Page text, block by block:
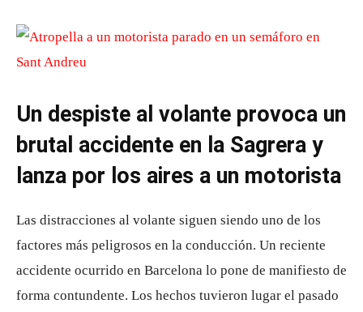
Un despiste al volante provoca un
brutal accidente en la Sagrera y
lanza por los aires a un motorista
Las distracciones al volante siguen siendo uno de los
factores más peligrosos en la conducción. Un reciente
accidente ocurrido en Barcelona lo pone de manifiesto de
forma contundente. Los hechos tuvieron lugar el pasado